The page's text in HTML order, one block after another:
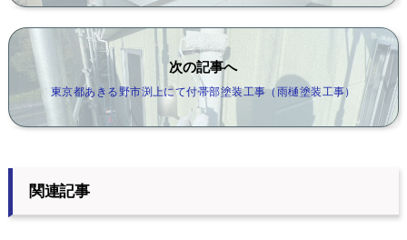
次の記事へ
東京都あきる野市渕上にて付帯部塗装工事（雨樋塗装工事）
関連記事